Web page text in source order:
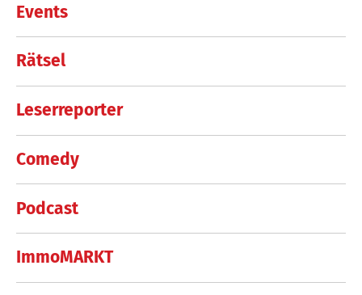
Events
Rätsel
Leserreporter
Comedy
Podcast
ImmoMARKT